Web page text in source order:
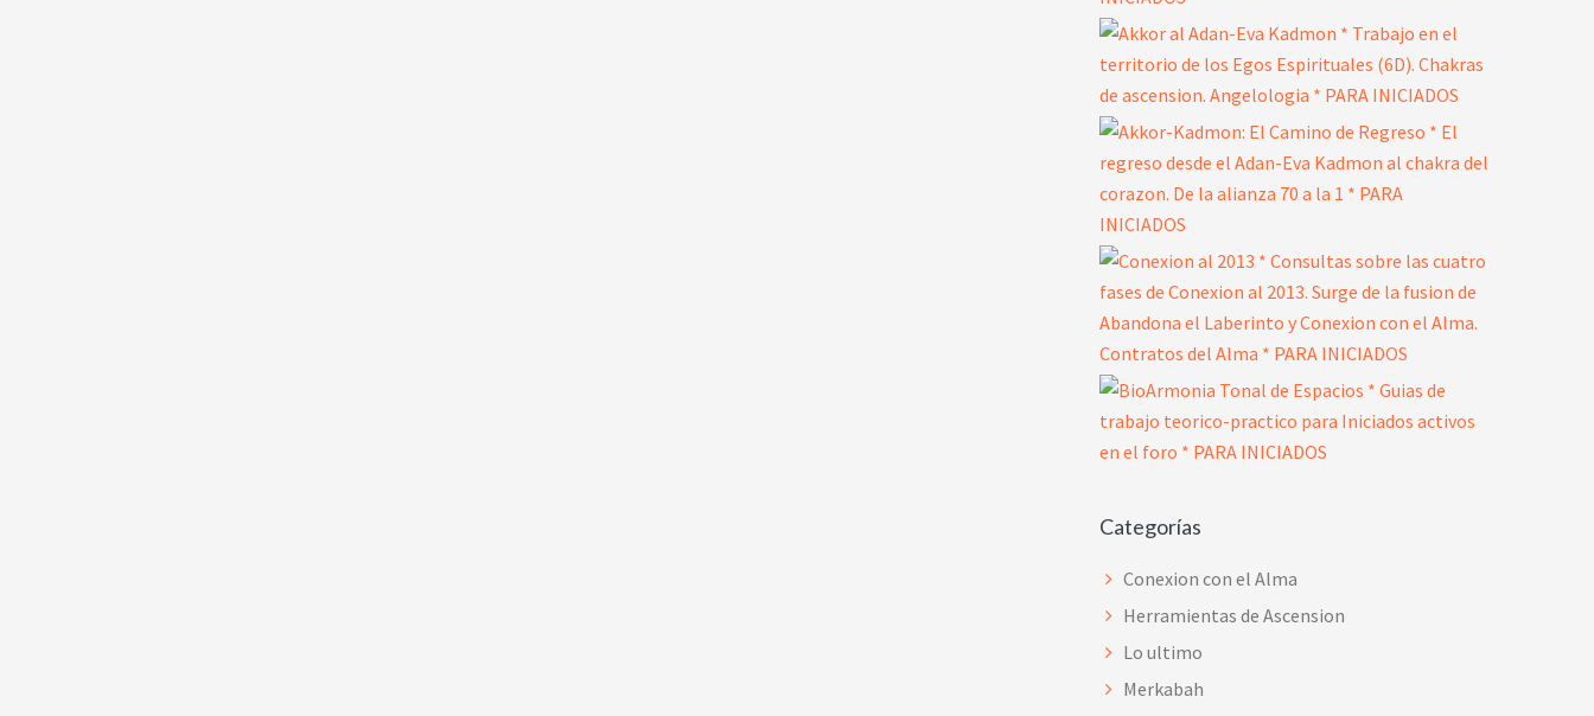
Categorías
Conexion con el Alma
Herramientas de Ascension
Lo ultimo
Merkabah